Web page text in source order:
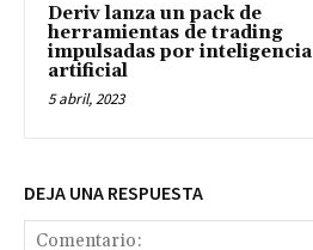
Deriv lanza un pack de
herramientas de trading
impulsadas por inteligencia
artificial
5 abril, 2023
DEJA UNA RESPUESTA